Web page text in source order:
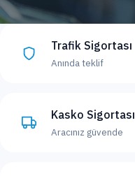
Trafik Sigortası
Anında teklif
Kasko Sigortası
Aracınız güvende